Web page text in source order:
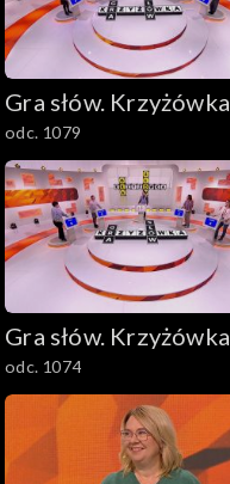
Gra słów. Krzyżówka
odc. 1079
Gra słów. Krzyżówka
odc. 1074